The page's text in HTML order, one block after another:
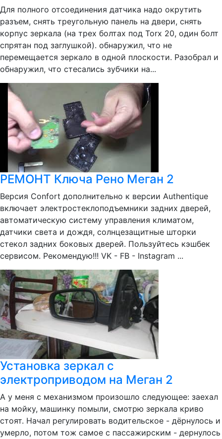
Для полного отсоединения датчика надо окрутить
разъем, снять треугольную панель на двери, снять
корпус зеркала (на трех болтах под Torx 20, один болт
спрятан под заглушкой). обнаружил, что не
перемещается зеркало в одной плоскости. Разобрал и
обнаружил, что стесались зубчики на...
РЕМОНТ Ключа Рено Меган 2
Версия Confort дополнительно к версии Authentique
включает электростеклоподъемники задних дверей,
автоматическую систему управления климатом,
датчики света и дождя, солнцезащитные шторки
стекол задних боковых дверей. Пользуйтесь кэшбек
сервисом. Рекомендую!!! VK - FB - Instagram ...
Установка зеркал с
электроприводом на Меган 2
А у меня с механизмом произошло следующее: заехал
на мойку, машинку помыли, смотрю зеркала криво
стоят. Начал регулировать водительское - дёрнулось и
умерло, потом тож самое с пассажирским - дернулось